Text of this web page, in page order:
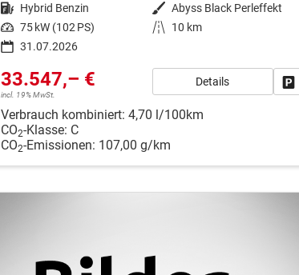
Kraftstoff Hybrid Benzin Außenfarbe Abyss Black Perleffekt
Leistung 75 kW (102 PS) Kilometerstand
10 km
31.07.2026
33.547,– €
incl. 19% MwSt.
Details
Verbrauch kombiniert: 4,70 l/100km
CO2-Klasse: C
CO2-Emissionen: 107,00 g/km